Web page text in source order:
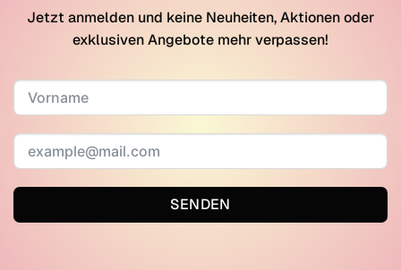
Jetzt anmelden und keine Neuheiten, Aktionen oder
exklusiven Angebote mehr verpassen!
SENDEN